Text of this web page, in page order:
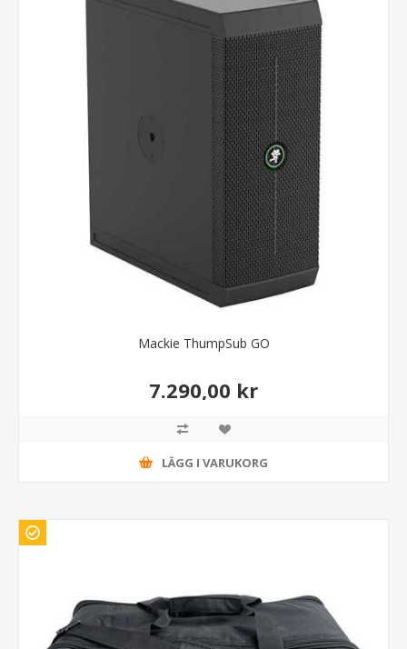
Mackie ThumpSub GO
7.290,00 kr
LÄGG I VARUKORG